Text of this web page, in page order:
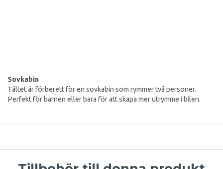
Sovkabin
Tältet är förberett för en sovkabin som rymmer två personer.
Perfekt för barnen eller bara för att skapa mer utrymme i bilen.